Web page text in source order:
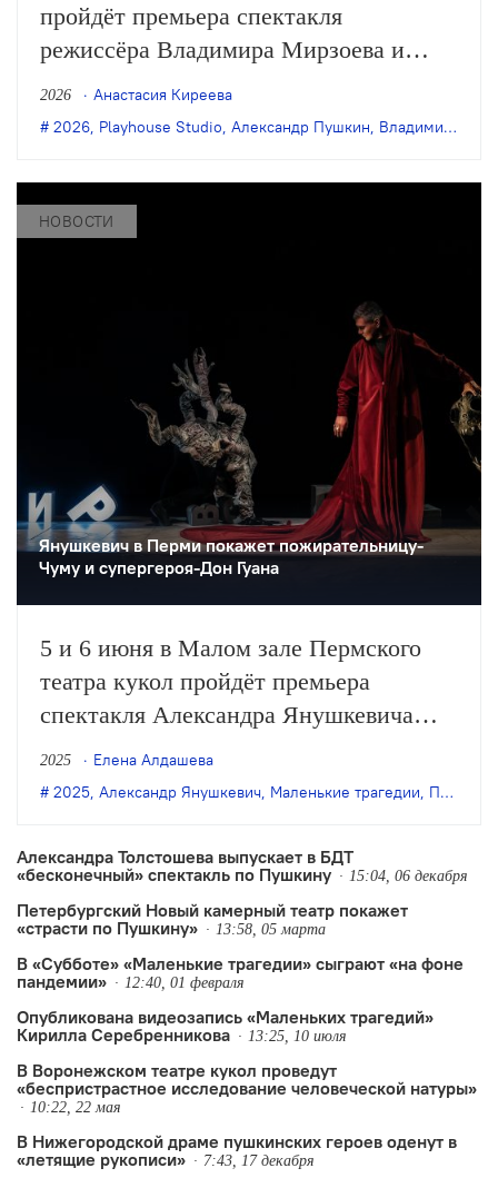
пройдёт премьера спектакля
режиссёра Владимира Мирзоева и
хореографа Ксении Михеевой
«Маленькие трагедии» по
Пушкина. Постановка создана
компанией Playhouse Studio.
2026
Анастасия Киреева
2026, Playhouse Studio, Александр Пушкин, Владимир Мирзоев
НОВОСТИ
Янушкевич в Перми покажет пожирательницу-
Чуму и супергероя-Дон Гуана
5 и 6 июня в Малом зале Пермского
театра кукол пройдёт премьера
спектакля Александра Янушкевича
«Маленькие трагедии»
по одноимённому драматическому
2025
Елена Алдашева
2025, Александр Янушкевич, Маленькие трагедии, Пермский театр кукол
Александра Толстошева выпускает в БДТ
«бесконечный» спектакль по Пушкину
15:04, 06 декабря
Петербургский Новый камерный театр покажет
«страсти по Пушкину»
13:58, 05 марта
В «Субботе» «Маленькие трагедии» сыграют «на фоне
пандемии»
12:40, 01 февраля
Опубликована видеозапись «Маленьких трагедий»
Кирилла Серебренникова
13:25, 10 июля
В Воронежском театре кукол проведут
«беспристрастное исследование человеческой натуры»
10:22, 22 мая
В Нижегородской драме пушкинских героев оденут в
«летящие рукописи»
7:43, 17 декабря